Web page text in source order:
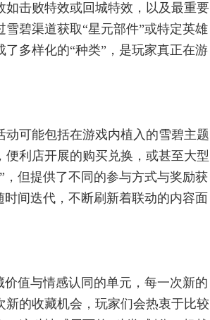
击败特效或回城特效，以及最重要
碧渠道获取“星元部件”或特定英雄
多样化的“种类”，是玩家真正在游
可能包括在游戏内植入的雪碧主题
利店开展的购买兑换，或甚至大型
但提供了不同的参与方式与奖励获
间迭代，不断刷新着联动的内容面
值与情感认同的单元，每一次新的
的收藏机会，玩家们会热衷于比较